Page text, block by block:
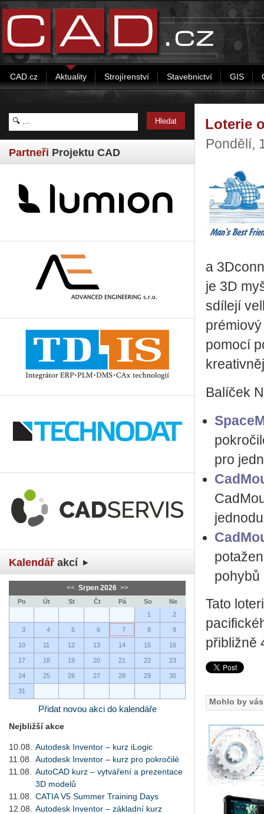
CAD.cz Aktuality Strojírenství Stavebnictví GIS
Partneři Projektu CAD
Kalendář akcí
<< Srpen 2026 >>
Po Út St Čt Pá So
Ne
1
2
3 4 5 6 7 8 9
10 11 12 13 14 15 16
17 18 19 20 21 22 23
24 25 26 27 28 29 30
31
Přidat novou akci do kalendáře
Nejbližší akce
10.08.
Autodesk Inventor – kurz iLogic
11.08.
Autodesk Inventor – kurz pro pokročilé
11.08.
AutoCAD kurz – vytváření a prezentace
3D modelů
11.08.
CATIA V5 Summer Training Days
12.08.
Autodesk Inventor – základní kurz
Loterie
Pondělí,
a
je 3D
sdílejí
pomocí
Balíček
pro
pohybů
Tato
přibližně
Mohlo by